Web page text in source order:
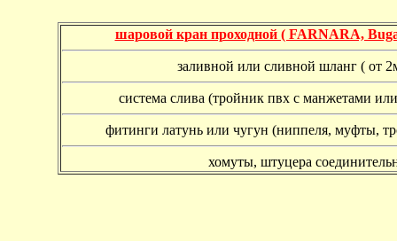
шаровой кран проходной ( FARNARA,
заливной или сливной шланг ( от
система слива (тройник пвх с манжетами
фитинги латунь или чугун (ниппеля, муфты,
хомуты, штуцера